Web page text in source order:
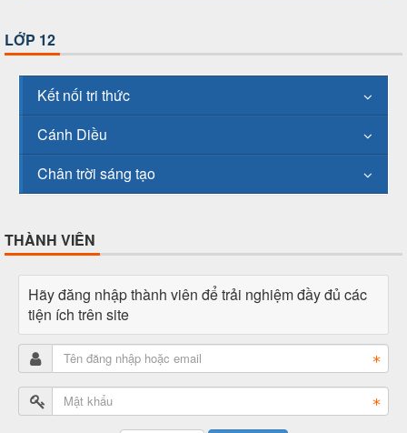
LỚP 12
Kết nối tri thức
Cánh Diều
Chân trời sáng tạo
THÀNH VIÊN
Hãy đăng nhập thành viên để trải nghiệm đầy đủ các
tiện ích trên site